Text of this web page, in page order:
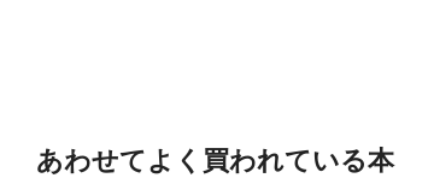
あわせてよく買われている本